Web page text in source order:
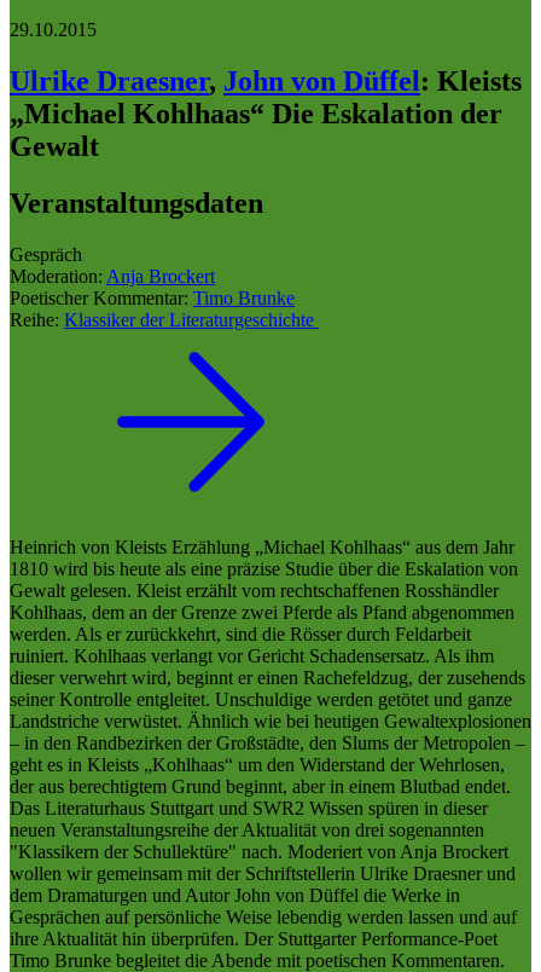
29.10.2015
Ulrike Draesner, John von Düffel: Kleists
„Michael Kohlhaas“ Die Eskalation der
Gewalt
Veranstaltungsdaten
Gespräch
Moderation: Anja Brockert
Poetischer Kommentar: Timo Brunke
Reihe: Klassiker der Literaturgeschichte
Heinrich von Kleists Erzählung „Michael Kohlhaas“ aus dem Jahr
1810 wird bis heute als eine präzise Studie über die Eskalation von
Gewalt gelesen. Kleist erzählt vom rechtschaffenen Rosshändler
Kohlhaas, dem an der Grenze zwei Pferde als Pfand abgenommen
werden. Als er zurückkehrt, sind die Rösser durch Feldarbeit
ruiniert. Kohlhaas verlangt vor Gericht Schadensersatz. Als ihm
dieser verwehrt wird, beginnt er einen Rachefeldzug, der zusehends
seiner Kontrolle entgleitet. Unschuldige werden getötet und ganze
Landstriche verwüstet. Ähnlich wie bei heutigen Gewaltexplosionen
– in den Randbezirken der Großstädte, den Slums der Metropolen –
geht es in Kleists „Kohlhaas“ um den Widerstand der Wehrlosen,
der aus berechtigtem Grund beginnt, aber in einem Blutbad endet.
Das Literaturhaus Stuttgart und SWR2 Wissen spüren in dieser
neuen Veranstaltungsreihe der Aktualität von drei sogenannten
"Klassikern der Schullektüre" nach. Moderiert von Anja Brockert
wollen wir gemeinsam mit der Schriftstellerin Ulrike Draesner und
dem Dramaturgen und Autor John von Düffel die Werke in
Gesprächen auf persönliche Weise lebendig werden lassen und auf
ihre Aktualität hin überprüfen. Der Stuttgarter Performance-Poet
Timo Brunke begleitet die Abende mit poetischen Kommentaren.